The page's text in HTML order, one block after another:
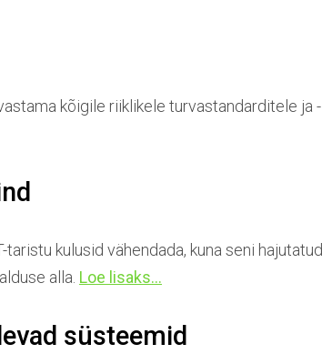
kõigile riiklikele turvastandarditele ja -
kulusid vähendada, kuna seni hajutatud
alla. Loe lisaks...
süsteemid